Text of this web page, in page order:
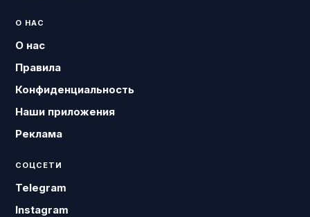
О НАС
О нас
Правила
Конфиденциальность
Наши приложения
Реклама
СОЦСЕТИ
Telegram
Instagram